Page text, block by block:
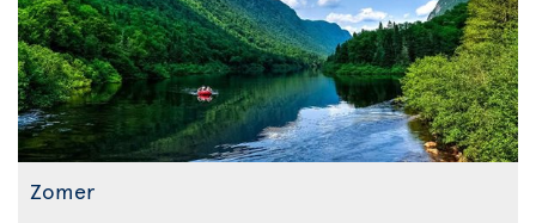
Zomer